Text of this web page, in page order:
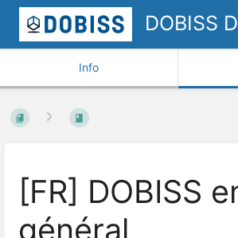
DOBISS
Info
[FR] DOBISS
général